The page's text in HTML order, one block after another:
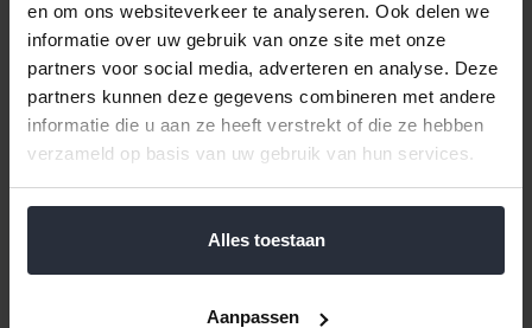
en om ons websiteverkeer te analyseren. Ook delen we
informatie over uw gebruik van onze site met onze
partners voor social media, adverteren en analyse. Deze
partners kunnen deze gegevens combineren met andere
informatie die u aan ze heeft verstrekt of die ze hebben
verzameld op basis van uw gebruik van hun services.
Alles toestaan
Aanpassen
Amuse kop porselein met
oor 9cl
€2,39 Incl. btw
€1,98 Excl. btw
Beschikbaar
In winkelwagen
Ramekin 11cm Nora
€2,99 Incl. btw
€2,47 Excl. btw
Beschikbaar
In winkelwagen